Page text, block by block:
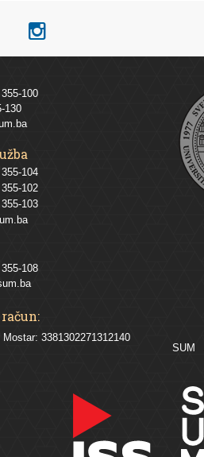
100
130
104
102
103
108
3381302271312140
SUM